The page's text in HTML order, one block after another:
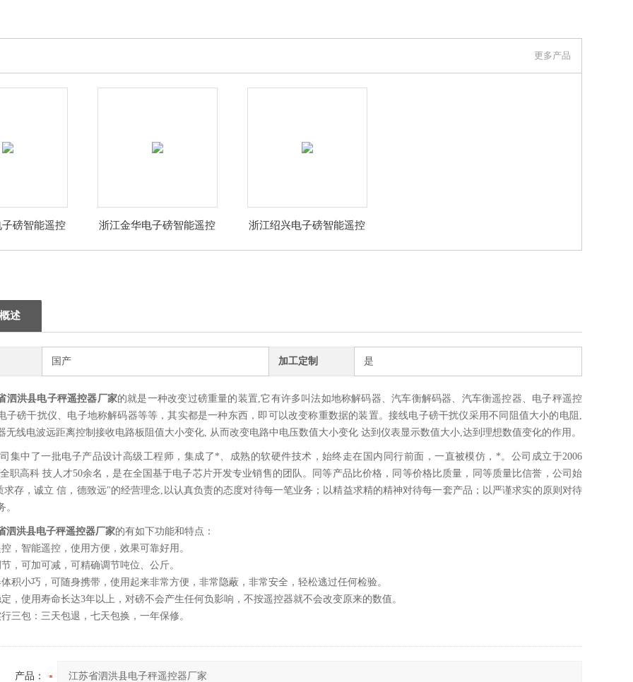
更多产品
磅智能遥控
浙江金华电子磅智能遥控
浙江绍兴电子磅智能遥控
述
国产 加工定制 是
泗洪县电子秤遥控器厂家的就是一种改变过磅重量的装置,它有许多叫法如地称解码器、汽车衡解码器、汽车衡遥控器、电子秤遥控
子磅干扰仪、电子地称解码器等等，其实都是一种东西，即可以改变称重数据的装置。接线电子磅干扰仪采用不同阻值大小的电阻,
无线电波远距离控制接收电路板阻值大小变化, 从而改变电路中电压数值大小变化 达到仪表显示数值大小,达到理想数值变化的作用。
集中了一批电子产品设计高级工程师，集成了*、成熟的软硬件技术，始终走在国内同行前面，一直被模仿，*。公司成立于2006
职高科 技人才50余名，是在全国基于电子芯片开发专业销售的团队。同等产品比价格，同等价格比质量，同等质量比信誉，公司始
求存，诚立 信，德致远"的经营理念,以认真负责的态度对待每一笔业务；以精益求精的精神对待每一套产品；以严谨求实的原则对待
。
泗洪县电子秤遥控器厂家的有如下功能和特点：
，智能遥控，使用方便，效果可靠好用。
，可加可减，可精确调节吨位、公斤。
积小巧，可随身携带，使用起来非常方便，非常隐蔽，非常安全，轻松逃过任何检验。
，使用寿命长达3年以上，对磅不会产生任何负影响，不按遥控器就不会改变原来的数值。
三包：三天包退，七天包换，一年保修。
产品：